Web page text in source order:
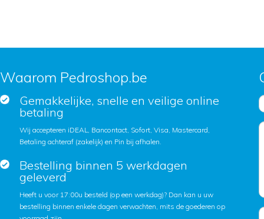
Waarom Pedroshop.be
Gemakkelijke, snelle en veilige online
betaling
Wij accepteren iDEAL, Bancontact, Sofort, Visa, Mastercard,
Betaling achteraf (zakelijk) en Pin bij afhalen.
Bestelling binnen 5 werkdagen
geleverd
Heeft u voor 17:00u besteld (op een werkdag)? Dan kan u uw
bestelling binnen enkele dagen verwachten, mits de goederen op